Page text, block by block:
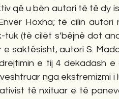
që u bën autori të të dy
Hoxha; të cilin autori
(të cilët s’bëjnë dot
saktësisht, autori S.
e tij 4 dekadash e
nga ekstremizmi
të nxituar e të